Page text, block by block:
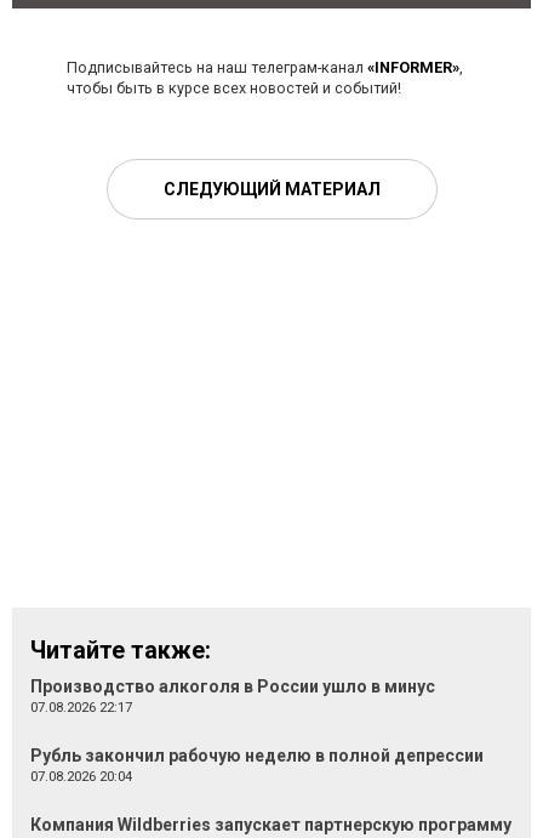
Подписывайтесь на наш телеграм-канал «INFORMER»,
чтобы быть в курсе всех новостей и событий!
СЛЕДУЮЩИЙ МАТЕРИАЛ
Читайте также:
Производство алкоголя в России ушло в минус
07.08.2026 22:17
Рубль закончил рабочую неделю в полной депрессии
07.08.2026 20:04
Компания Wildberries запускает партнерскую программу